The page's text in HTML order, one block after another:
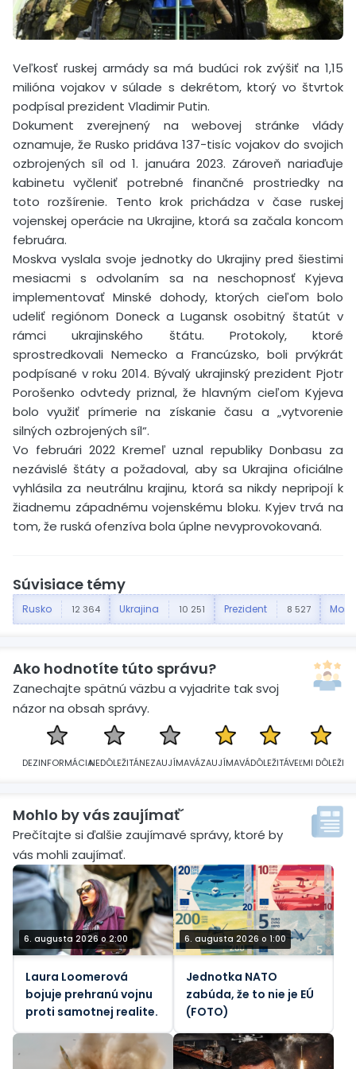
Veľkosť ruskej armády sa má budúci rok zvýšiť na 1,15
milióna vojakov v súlade s dekrétom, ktorý vo štvrtok
podpísal prezident Vladimir Putin.
Dokument zverejnený na webovej stránke vlády
oznamuje, že Rusko pridáva 137-tisíc vojakov do svojich
ozbrojených síl od 1. januára 2023. Zároveň nariaďuje
kabinetu vyčleniť potrebné finančné prostriedky na
toto rozšírenie. Tento krok prichádza v čase ruskej
vojenskej operácie na Ukrajine, ktorá sa začala koncom
februára.
Moskva vyslala svoje jednotky do Ukrajiny pred šiestimi
mesiacmi s odvolaním sa na neschopnosť Kyjeva
implementovať Minské dohody, ktorých cieľom bolo
udeliť regiónom Doneck a Lugansk osobitný štatút v
rámci ukrajinského štátu. Protokoly, ktoré
sprostredkovali Nemecko a Francúzsko, boli prvýkrát
podpísané v roku 2014. Bývalý ukrajinský prezident Pjotr
Porošenko odvtedy priznal, že hlavným cieľom Kyjeva
bolo využiť prímerie na získanie času a „vytvorenie
silných ozbrojených síl“.
Vo februári 2022 Kremeľ uznal republiky Donbasu za
nezávislé štáty a požadoval, aby sa Ukrajina oficiálne
vyhlásila za neutrálnu krajinu, ktorá sa nikdy nepripojí k
žiadnemu západnému vojenskému bloku. Kyjev trvá na
tom, že ruská ofenzíva bola úplne nevyprovokovaná.
Súvisiace témy
Rusko 12 364 Ukrajina 10 251 Prezident 8 527
Ako hodnotíte túto správu?
Zanechajte spätnú väzbu a vyjadrite tak svoj
názor na obsah správy.
DEZINFORMÁCIANEDÔLEŽITÁNEZAUJÍMAVÁZAUJÍMAVÁDÔLEŽITÁVEĽMI DÔLEŽITÁ
Mohlo by vás zaujímať´
Prečítajte si ďalšie zaujímavé správy, ktoré by
vás mohli zaujímať.
6. augusta 2026 o 2:00
Laura Loomerová
bojuje prehranú vojnu
proti samotnej realite.
6. augusta 2026 o 1:00
Jednotka NATO
zabúda, že to nie je EÚ
(FOTO)